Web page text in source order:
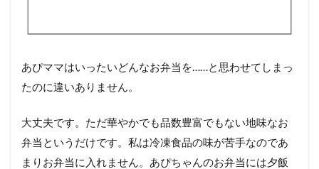
あぴママはいったいどんなお弁当を……と思わせてしまっ
たのに違いありません。
大丈夫です。ただ華やかでも品数豊富でもない地味なお
弁当というだけです。私は冷凍食品の味が苦手なのであ
まりお弁当に入れません。あぴちゃんのお弁当には夕飯